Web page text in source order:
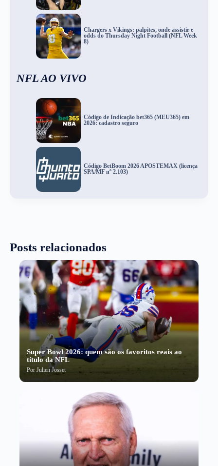
Chargers x Vikings: palpites, onde assistir e
odds do Thursday Night Football (NFL Week
8)
NFL AO VIVO
Código de Indicação bet365 (MEU365) em
2026: cadastro seguro
Código BetBoom 2026 APOSTEMAX (licença
SPA/MF nº 2.103)
Posts relacionados
Super Bowl 2026: quem são os favoritos reais ao
título da NFL
Por Julien Josset